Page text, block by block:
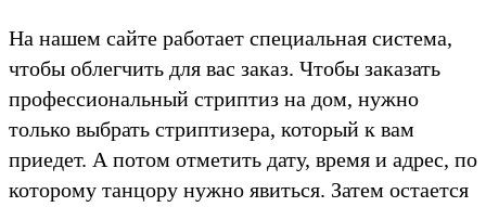
На нашем сайте работает специальная система,
чтобы облегчить для вас заказ. Чтобы заказать
профессиональный стриптиз на дом, нужно
только выбрать стриптизера, который к вам
приедет. А потом отметить дату, время и адрес, по
которому танцору нужно явиться. Затем остается